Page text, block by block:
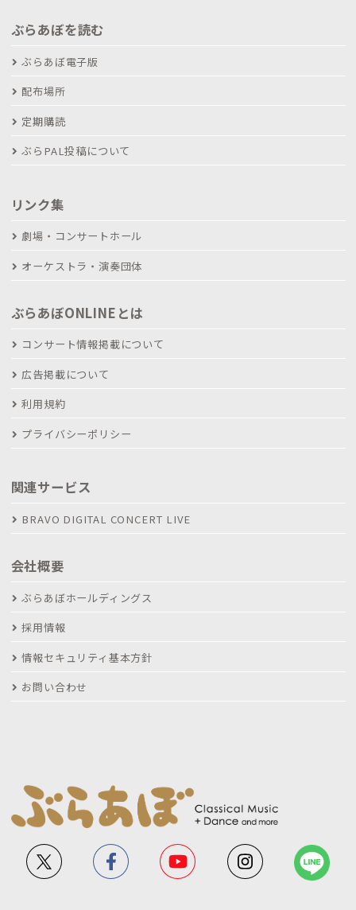
ぶらあぼを読む
ぶらあぼ電子版
配布場所
定期購読
ぶらPAL投稿について
リンク集
劇場・コンサートホール
オーケストラ・演奏団体
ぶらあぼONLINEとは
コンサート情報掲載について
広告掲載について
利用規約
プライバシーポリシー
関連サービス
BRAVO DIGITAL CONCERT LIVE
会社概要
ぶらあぼホールディングス
採用情報
情報セキュリティ基本方針
お問い合わせ